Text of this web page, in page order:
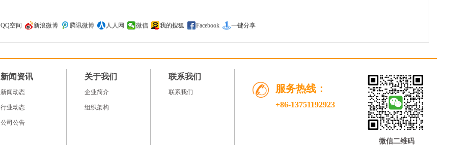
QQ空间 新浪微博 腾讯微博 人人网 微信 我的搜狐 Facebook 一键分享
新闻资讯
新闻动态
行业动态
公司公告
关于我们
企业简介
组织架构
联系我们
联系我们 服务热线：
+86-13751192923
微信二维码